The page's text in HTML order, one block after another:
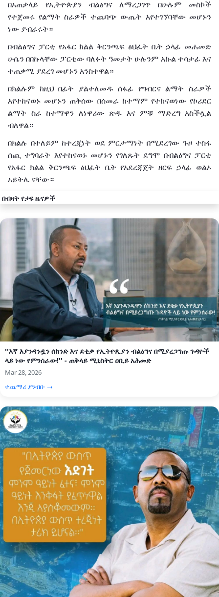
በአጠቃላይ የኢትዮጵያን ብልፅግና ለማረጋገጥ በሁሉም
መስኮች
የተጀመሩ የልማት ስራዎች ተጨባጭ ውጤት እየተገኘባቸው መሆኑን
ነው ያብራሩት።
በብልፅግና ፓርቲ የአፋር ክልል ቅርንጫፍ ፅህፈት ቤት ኃላፊ መሐመድ
ሁሴን በበኩላቸው ፓርቲው ባለፉት ዓመታት ሁሉንም አኩል ተሳታፊ እና
ተጠቃሚ ያደረገ መሆኑን አንስተዋል።
በክልሉም ከዚህ በፊት ያልተለመዱ ሰፋፊ የግብርና ልማት
ስራዎች
እየተከናወኑ መሆኑን ጠቅሰው በሰመራ ከተማም የተከናወነው የኮሪደር
ልማት
ስራ ከተማዋን ለነዋሪው ጽዱ እና ምቹ ማድረግ
አስችሏል
ብለዋል።
በክልሉ በተለይም ከተረጂነት ወደ ምርታማነት በሚደረገው ጉዞ ተስፋ
ሰጪ
ተግባራት እየተከናወኑ መሆኑን የገለጹት ደግሞ በብልፅግና ፓርቲ
የአፋር ክልል ቅርንጫፍ ፅህፈት ቤት የአደረጃጀት ዘርፍ ኃላፊ
ወልኦ
አይትሌ ናቸው።
በብዛት የታዩ ዜናዎች
''እኛ እያንዳንዷን ሰከንድ እና ደቂቃ የኢትዮጲያን ብልፅግና በሚያረጋግጡ ጉዳዮች
ላይ ነው የምንሰራው!'' - ጠቅላይ ሚኒስትር ዐቢይ አሕመድ
Mar 28, 2026
ተጨማሪ ያንብቡ →